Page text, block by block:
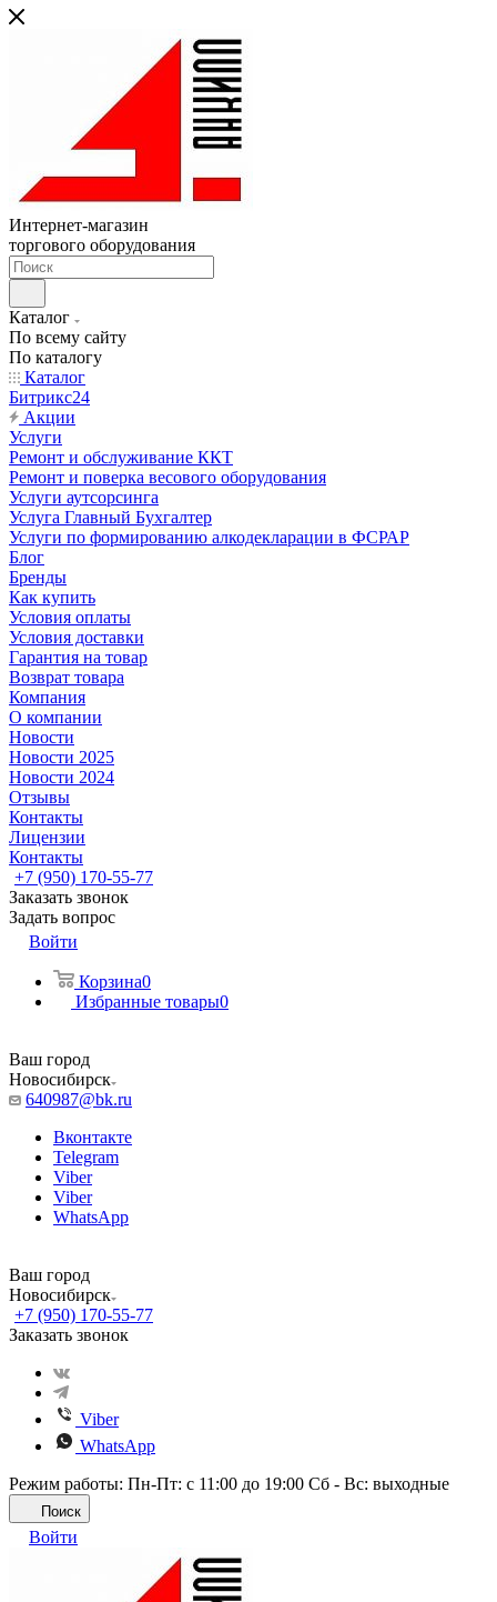
Интернет-магазин
торгового оборудования
Каталог
По всему сайту
По каталогу
Каталог
Битрикс24
Акции
Услуги
Ремонт и обслуживание ККТ
Ремонт и поверка весового оборудования
Услуги аутсорсинга
Услуга Главный Бухгалтер
Услуги по формированию алкодекларации в ФСРАР
Блог
Бренды
Как купить
Условия оплаты
Условия доставки
Гарантия на товар
Возврат товара
Компания
О компании
Новости
Новости 2025
Новости 2024
Отзывы
Контакты
Лицензии
Контакты
+7 (950) 170-55-77
Заказать звонок
Задать вопрос
Войти
Корзина0
Избранные товары0
Ваш город
Новосибирск
640987@bk.ru
Вконтакте
Telegram
Viber
Viber
WhatsApp
Ваш город
Новосибирск
+7 (950) 170-55-77
Заказать звонок
Viber
WhatsApp
Режим работы: Пн-Пт: с 11:00 до 19:00 Сб - Вс: выходные
Поиск
Войти